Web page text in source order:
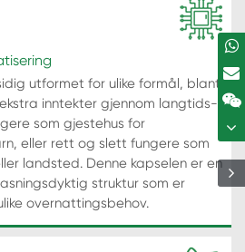
utformet for ulike formål, blant
inntekter gjennom langtids-
som gjestehus for
eller rett og slett fungere som
landsted. Denne kapselen er en
struktur som er
overnattingsbehov.